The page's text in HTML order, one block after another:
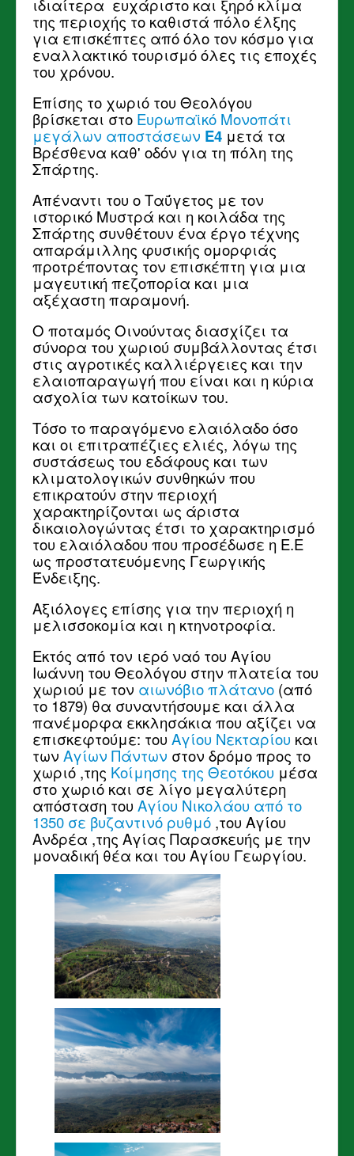
ιδιαίτερα ευχάριστο και ξηρό κλίμα
της περιοχής το καθιστά πόλο έλξης
για επισκέπτες από όλο τον κόσμο για
εναλλακτικό τουρισμό όλες τις εποχές
του χρόνου.
Επίσης το χωριό του Θεολόγου
βρίσκεται στο Ευρωπαϊκό Μονοπάτι
μεγάλων αποστάσεων Ε4 μετά τα
Βρέσθενα καθ' οδόν για τη πόλη της
Σπάρτης.
Απέναντι του ο Ταΰγετος με τον
ιστορικό Μυστρά και η κοιλάδα της
Σπάρτης συνθέτουν ένα έργο τέχνης
απαράμιλλης φυσικής ομορφιάς
προτρέποντας τον επισκέπτη για μια
μαγευτική πεζοπορία και μια
αξέχαστη παραμονή.
Ο ποταμός Οινούντας διασχίζει τα
σύνορα του χωριού συμβάλλοντας έτσι
στις αγροτικές καλλιέργειες και την
ελαιοπαραγωγή που είναι και η κύρια
ασχολία των κατοίκων του.
Τόσο το παραγόμενο ελαιόλαδο όσο
και οι επιτραπέζιες ελιές, λόγω της
συστάσεως του εδάφους και των
κλιματολογικών συνθηκών που
επικρατούν στην περιοχή
χαρακτηρίζονται ως άριστα
δικαιολογώντας έτσι το χαρακτηρισμό
του ελαιόλαδου που προσέδωσε η Ε.Ε
ως προστατευόμενης Γεωργικής
Ένδειξης.
Αξιόλογες επίσης για την περιοχή η
μελισσοκομία και η κτηνοτροφία.
Εκτός από τον ιερό ναό του Αγίου
Ιωάννη του Θεολόγου στην πλατεία του
χωριού με τον αιωνόβιο πλάτανο (από
το 1879) θα συναντήσουμε και άλλα
πανέμορφα εκκλησάκια που αξίζει να
επισκεφτούμε: του Αγίου Νεκταρίου και
των Αγίων Πάντων στον δρόμο προς το
χωριό ,της Κοίμησης της Θεοτόκου μέσα
στο χωριό και σε λίγο μεγαλύτερη
απόσταση του Αγίου Νικολάου από το
1350 σε βυζαντινό ρυθμό ,του Αγίου
Ανδρέα ,της Αγίας Παρασκευής με την
μοναδική θέα και του Αγίου Γεωργίου.